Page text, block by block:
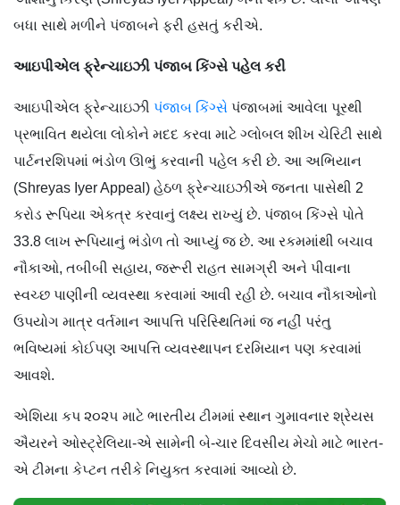
બધા સાથે મળીને પંજાબને ફરી હસતું કરીએ.
આઇપીએલ ફ્રેન્ચાઇઝી પંજાબ કિંગ્સે પહેલ કરી
આઇપીએલ ફ્રેન્ચાઇઝી પંજાબ કિંગ્સે પંજાબમાં આવેલા પૂરથી
પ્રભાવિત થયેલા લોકોને મદદ કરવા માટે ગ્લોબલ શીખ ચેરિટી સાથે
પાર્ટનરશિપમાં ભંડોળ ઊભું કરવાની પહેલ કરી છે. આ અભિયાન
(Shreyas Iyer Appeal) હેઠળ ફ્રેન્ચાઇઝીએ જનતા પાસેથી 2
કરોડ રૂપિયા એકત્ર કરવાનું લક્ષ્ય રાખ્યું છે. પંજાબ કિંગ્સે પોતે
33.8 લાખ રૂપિયાનું ભંડોળ તો આપ્યું જ છે. આ રકમમાંથી બચાવ
નૌકાઓ, તબીબી સહાય, જરૂરી રાહત સામગ્રી અને પીવાના
સ્વચ્છ પાણીની વ્યવસ્થા કરવામાં આવી રહી છે. બચાવ નૌકાઓનો
ઉપયોગ માત્ર વર્તમાન આપત્તિ પરિસ્થિતિમાં જ નહીં પરંતુ
ભવિષ્યમાં કોઈપણ આપત્તિ વ્યવસ્થાપન દરમિયાન પણ કરવામાં
આવશે.
એશિયા કપ ૨૦૨૫ માટે ભારતીય ટીમમાં સ્થાન ગુમાવનાર શ્રેયસ
ઐયરને ઓસ્ટ્રેલિયા-એ સામેની બે-ચાર દિવસીય મેચો માટે ભારત-
એ ટીમના કેપ્ટન તરીકે નિયુક્ત કરવામાં આવ્યો છે.